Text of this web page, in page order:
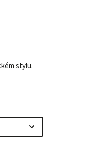
stylu.